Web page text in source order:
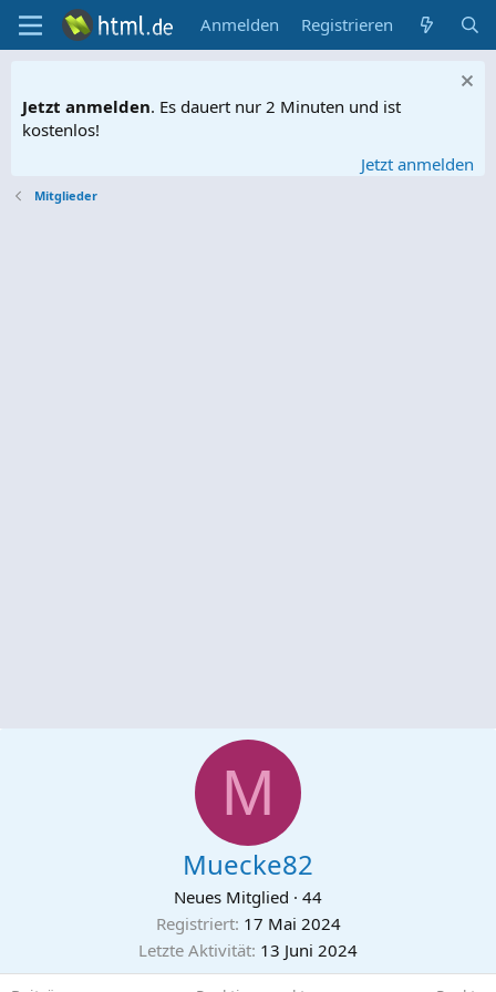
Anmelden Registrieren
Jetzt anmelden. Es dauert nur 2 Minuten und ist
kostenlos!
Jetzt anmelden
Mitglieder
M
Muecke82
Neues Mitglied · 44
Registriert 17 Mai 2024
Letzte Aktivität 13 Juni 2024